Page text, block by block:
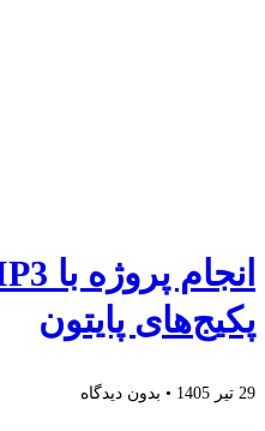
پکیج‌های پایتون
29 تیر 1405 بدون دیدگاه